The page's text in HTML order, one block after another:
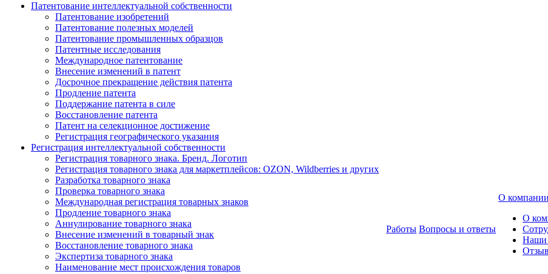
Патентование интеллектуальной собственности
Патентование изобретений
Патентование полезных моделей
Патентование промышленных образцов
Патентные исследования
Международное патентование
Внесение изменений в патент
Досрочное прекращение действия патента
Продление патента
Поддержание патента в силе
Восстановление патента
Патент на селекционное достижение
Регистрация географического указания
Регистрация интеллектуальной собственности
Регистрация товарного знака. Бренд. Логотип
Регистрация товарного знака для маркетплейсов: OZON, Wildberries и других
Разработка товарного знака
Проверка товарного знака
Международная регистрация товарных знаков
Продление товарного знака
Аннулирование товарного знака
Внесение изменений в товарный знак
Восстановление товарного знака
Экспертиза товарного знака
Наименование мест происхождения товаров
Работы Вопросы и ответы
О компании
О
Наши